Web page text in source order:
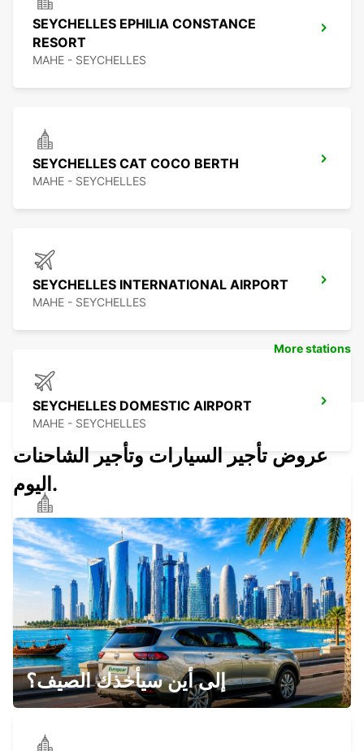
SEYCHELLES EPHILIA CONSTANCE
RESORT
MAHE - SEYCHELLES
SEYCHELLES CAT COCO BERTH
MAHE - SEYCHELLES
SEYCHELLES INTERNATIONAL AIRPORT
MAHE - SEYCHELLES
SEYCHELLES DOMESTIC AIRPORT
MAHE - SEYCHELLES
SEYCHELLES THE STORY RESORT
MAHE - SEYCHELLES
SEYCHELLES HILTON LABRIZ RESORT
MAHE - SEYCHELLES
More stations
عروض تأجير السيارات وتأجير الشاحنات
اليوم.
إلى أين سيأخذك الصيف؟